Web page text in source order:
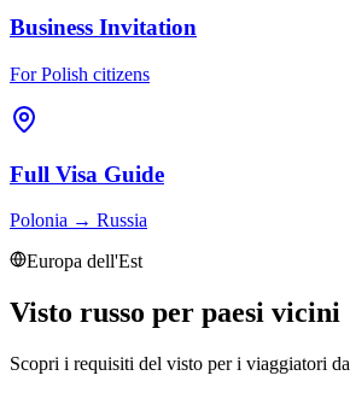
Business Invitation
For Polish citizens
Full Visa Guide
Polonia → Russia
Europa dell'Est
Visto russo per paesi vicini
Scopri i requisiti del visto per i viaggiatori da